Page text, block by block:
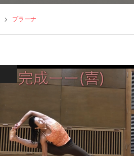
プラーナ